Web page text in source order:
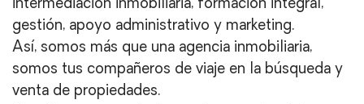
intermediación inmobiliaria, formación integral,
gestión, apoyo administrativo y marketing.
Así, somos más que una agencia inmobiliaria,
somos tus compañeros de viaje en la búsqueda y
venta de propiedades.